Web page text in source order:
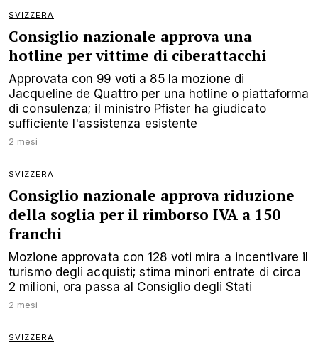
SVIZZERA
Consiglio nazionale approva una
hotline per vittime di ciberattacchi
Approvata con 99 voti a 85 la mozione di
Jacqueline de Quattro per una hotline o piattaforma
di consulenza; il ministro Pfister ha giudicato
sufficiente l'assistenza esistente
2 mesi
SVIZZERA
Consiglio nazionale approva riduzione
della soglia per il rimborso IVA a 150
franchi
Mozione approvata con 128 voti mira a incentivare il
turismo degli acquisti; stima minori entrate di circa
2 milioni, ora passa al Consiglio degli Stati
2 mesi
SVIZZERA